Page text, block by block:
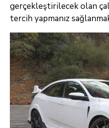
gerçekleştirilecek olan
tercih yapmanız